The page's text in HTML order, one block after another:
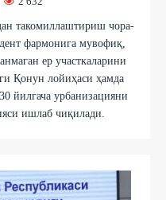
такомиллаштириш чора-
фармонига мувофиқ,
ер участкаларини
Қонун лойиҳаси ҳамда
йилгача урбанизацияни
ишлаб чиқилади.